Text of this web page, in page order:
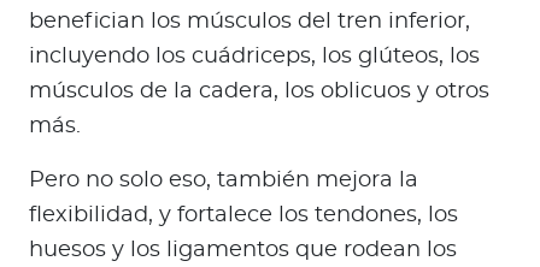
benefician los músculos del tren inferior,
incluyendo los cuádriceps, los glúteos, los
músculos de la cadera, los oblicuos y otros
más.
Pero no solo eso, también mejora la
flexibilidad, y fortalece los tendones, los
huesos y los ligamentos que rodean los